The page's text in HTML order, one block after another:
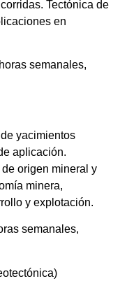
Tectónica de
en
semanales,
yacimientos
aplicación.
origen mineral y
minera,
y explotación.
semanales,